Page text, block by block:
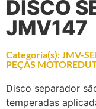
DISCO
JMV147
Categoria(s):JMV-
PEÇAS
Disco separador
temperadas